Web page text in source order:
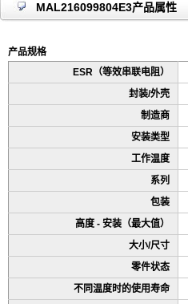
MAL216099804E3产品属性
产品规格
ESR（等效串联电阻）
封装/外壳
制造商
安装类型
工作温度
系列
包装
高度 - 安装（最大值）
大小/尺寸
零件状态
不同温度时的使用寿命